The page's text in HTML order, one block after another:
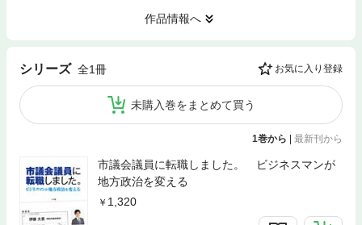
作品情報へ
シリーズ 全1冊 お気に入り登録
未購入巻をまとめて買う
1巻から | 最新刊から
市議会議員に転職しました。 ビジネスマンが
地方政治を変える
1,320